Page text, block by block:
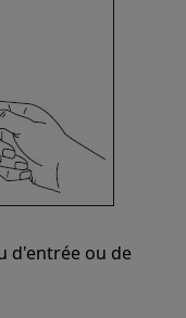
d'entrée ou de